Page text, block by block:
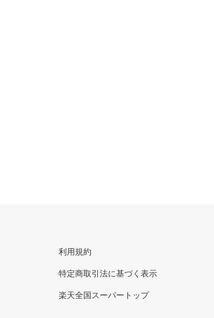
利用規約
特定商取引法に基づく表示
楽天全国スーパートップ